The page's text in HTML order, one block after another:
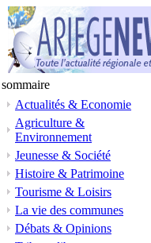
sommaire
Actualités & Economie
Agriculture &
Environnement
Jeunesse & Société
Histoire & Patrimoine
Tourisme & Loisirs
La vie des communes
Débats & Opinions